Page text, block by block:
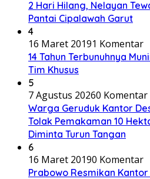
2 Hari Hilang, Nelayan
Pantai Cipalawah Garut
4
16 Maret 20191 Komentar
14 Tahun Terbunuhnya
Tim Khusus
5
7 Agustus 20260 Komentar
Warga Geruduk Kantor
Tolak Pemakaman 10
Diminta Turun Tangan
6
16 Maret 20190 Komentar
Prabowo Resmikan